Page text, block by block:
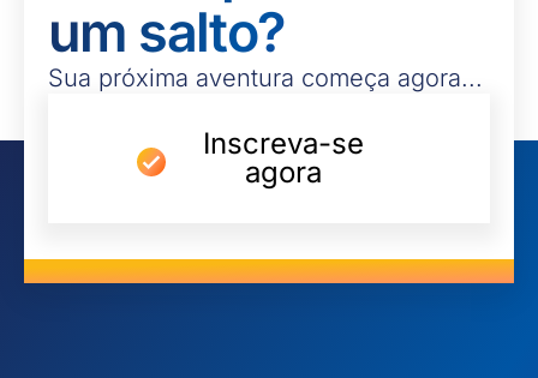
um salto?
Sua próxima aventura começa agora...
Inscreva-se
agora